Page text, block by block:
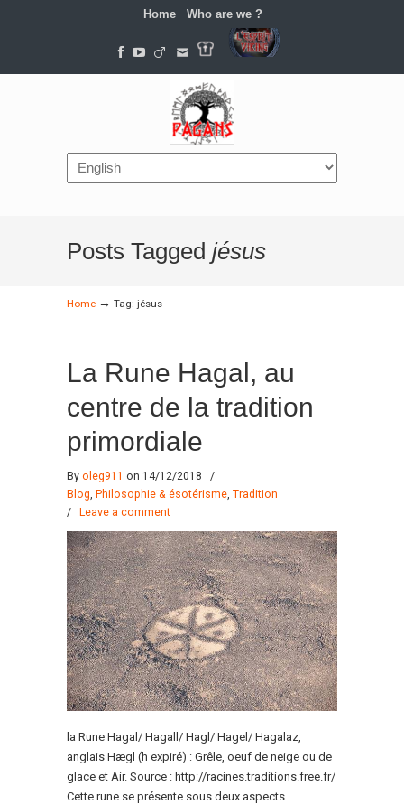
Home Who are we ?
Navigation
Posts Tagged jésus
Home → Tag: jésus
La Rune Hagal, au
centre de la tradition
primordiale
By oleg911 on 14/12/2018
/
Blog, Philosophie & ésotérisme, Tradition
/
Leave a comment
la Rune Hagal/ Hagall/ Hagl/ Hagel/ Hagalaz,
anglais Hægl (h expiré) : Grêle, oeuf de neige ou de
glace et Air. Source : http://racines.traditions.free.fr/
Cette rune se présente sous deux aspects